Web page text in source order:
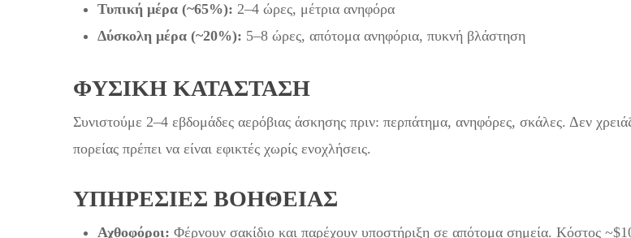
Τυπική μέρα (~65%): 2–4 ώρες, μέτρια ανηφόρα
Δύσκολη μέρα (~20%): 5–8 ώρες, απότομα ανηφόρια, πυκνή βλάστηση
ΦΥΣΙΚΉ ΚΑΤΆΣΤΑΣΗ
Συνιστούμε 2–4 εβδομάδες αερόβιας άσκησης πριν: περπάτημα, ανηφόρες, σκάλες. Δεν
πορείας πρέπει να είναι εφικτές χωρίς ενοχλήσεις.
ΥΠΗΡΕΣΊΕΣ ΒΟΉΘΕΙΑΣ
Αχθοφόροι: Φέρνουν σακίδιο και παρέχουν υποστήριξη σε απότομα σημεία. Κόστος